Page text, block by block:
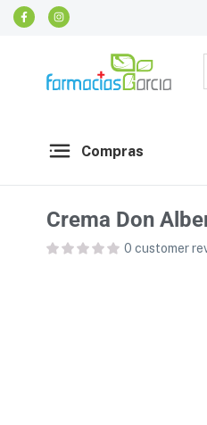
Compras
Crema Don
0 customer